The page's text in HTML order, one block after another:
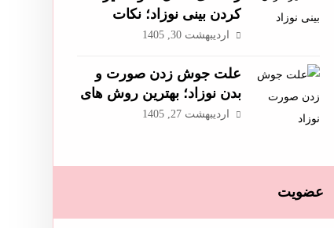
کردن بینی نوزاد؛ نکات
ضروری برای والدین
اردیبهشت 30, 1405
علت جوش زدن صورت و
بدن نوزاد؛ بهترین روش های
پیشگیری و درمان آن
اردیبهشت 27, 1405
عضویت